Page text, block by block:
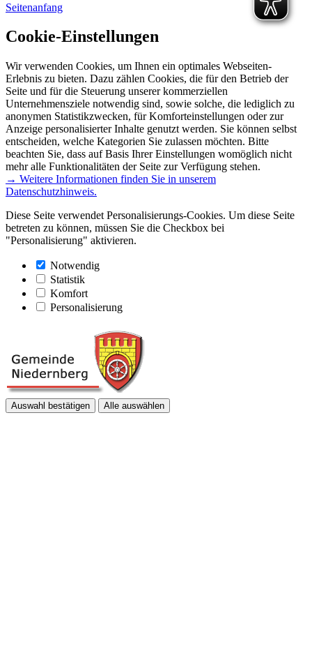
Seitenanfang
Cookie-Einstellungen
Wir verwenden Cookies, um Ihnen ein optimales Webseiten-
Erlebnis zu bieten. Dazu zählen Cookies, die für den Betrieb der
Seite und für die Steuerung unserer kommerziellen
Unternehmensziele notwendig sind, sowie solche, die lediglich zu
anonymen Statistikzwecken, für Komforteinstellungen oder zur
Anzeige personalisierter Inhalte genutzt werden. Sie können selbst
entscheiden, welche Kategorien Sie zulassen möchten. Bitte
beachten Sie, dass auf Basis Ihrer Einstellungen womöglich nicht
mehr alle Funktionalitäten der Seite zur Verfügung stehen.
→ Weitere Informationen finden Sie in unserem
Datenschutzhinweis.
Diese Seite verwendet Personalisierungs-Cookies. Um diese Seite
betreten zu können, müssen Sie die Checkbox bei
"Personalisierung" aktivieren.
Notwendig
Statistik
Komfort
Personalisierung
Auswahl bestätigen Alle auswählen